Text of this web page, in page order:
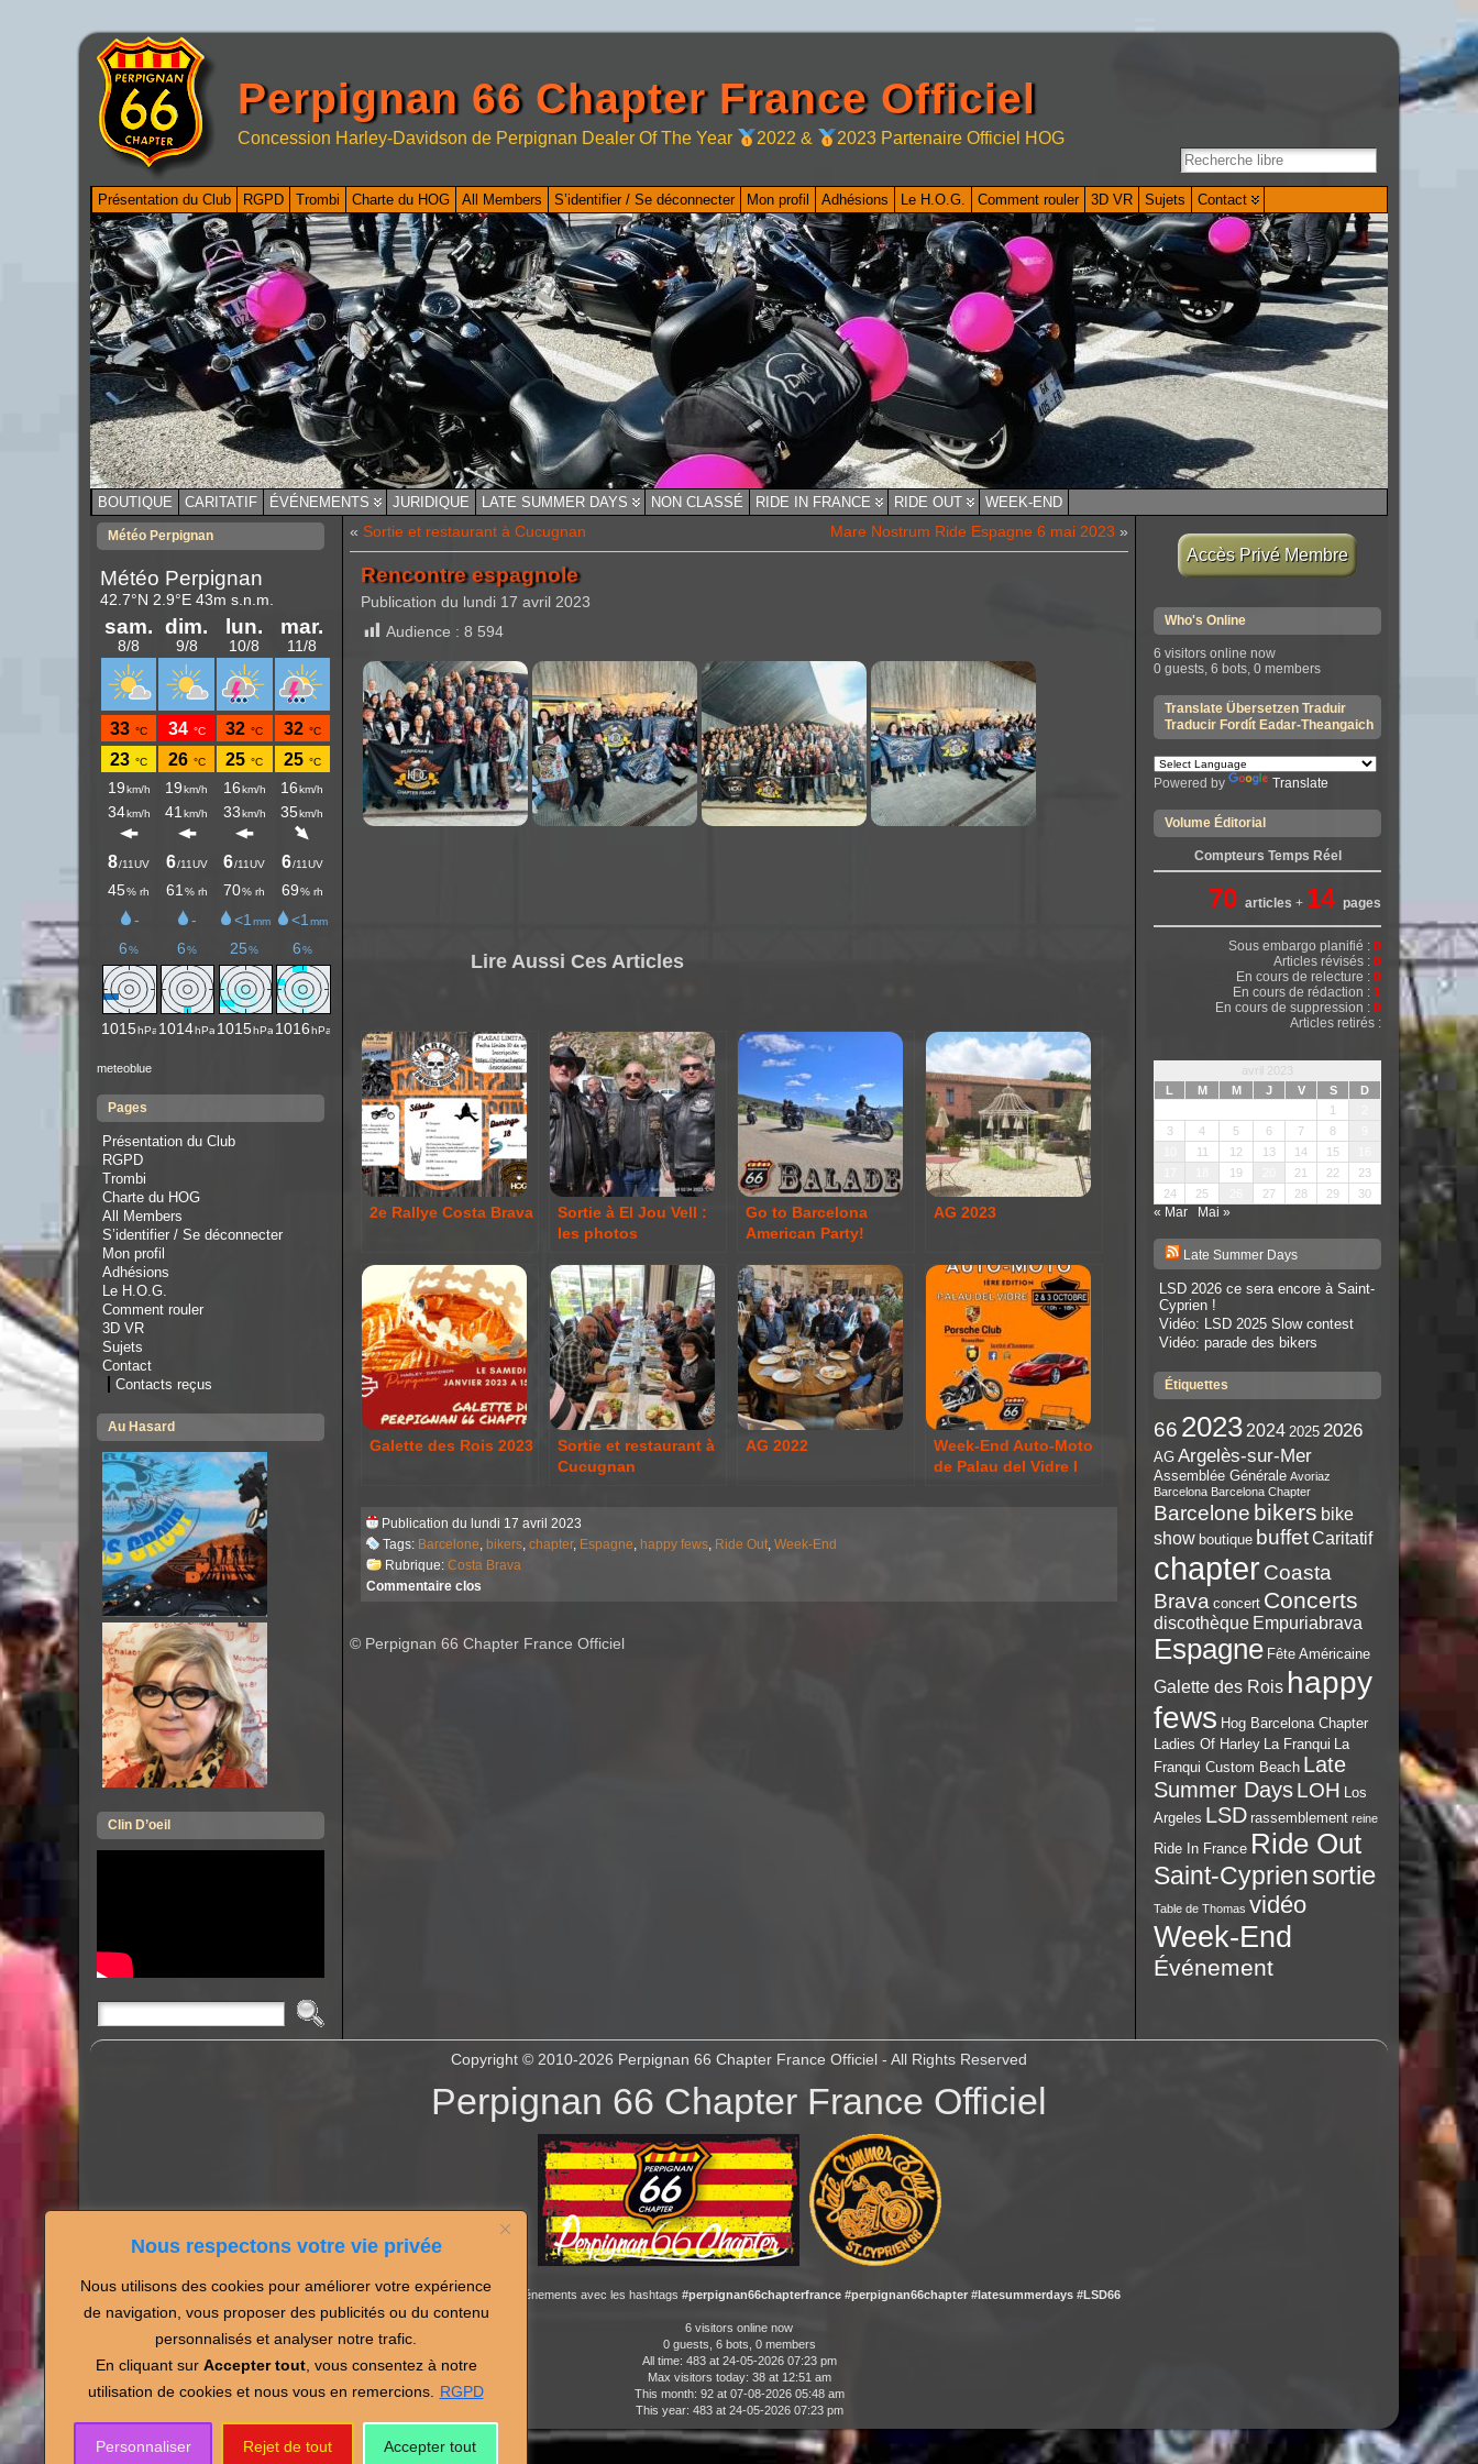
Nous respectons votre vie privée
Nous utilisons des cookies pour améliorer votre expérience
de navigation, vous proposer des publicités ou du contenu
personnalisés et analyser notre trafic.
En cliquant sur Accepter tout, vous consentez à notre
utilisation de cookies et nous vous en remercions.
RGPD
Personnaliser Rejet de tout Accepter tout
Perpignan 66 Chapter France Officiel
Concession Harley-Davidson de Perpignan Dealer Of The Year 2022 & 2023 Partenaire Officiel HOG
Présentation du Club RGPD Trombi Charte du HOG All Members S’identifier / Se déconnecter Mon profil Adhésions Le H.O.G. Comment rouler 3D VR Sujets Contact
BOUTIQUE CARITATIF ÉVÉNEMENTS JURIDIQUE LATE SUMMER DAYS NON CLASSÉ RIDE IN FRANCE RIDE OUT WEEK-END
Météo Perpignan
meteoblue
Pages
Présentation du Club
RGPD
Trombi
Charte du HOG
All Members
S’identifier / Se déconnecter
Mon profil
Adhésions
Le H.O.G.
Comment rouler
3D VR
Sujets
Contact
Contacts reçus
Au Hasard
Clin D’oeil
« Sortie et restaurant à Cucugnan Mare Nostrum Ride Espagne 6 mai 2023 »
Rencontre espagnole
Publication du lundi 17 avril 2023
Audience : 8 594
2e Rallye Costa Brava
Sortie à El Jou Vell :
les photos
Go to Barcelona
American Party!
AG 2023
Galette des Rois 2023
Sortie et restaurant à
Cucugnan
AG 2022
Week-End Auto-Moto
de Palau del Vidre I
Publication du lundi 17 avril 2023
Tags: Barcelone, bikers, chapter, Espagne, happy fews, Ride Out, Week-End
Rubrique: Costa Brava
Commentaire clos
© Perpignan 66 Chapter France Officiel
Accès Privé Membre
Who's Online
6 visitors online now
0 guests, 6 bots, 0 members
Translate Übersetzen Traduir
Traducir Fordít Eadar-Theangaich
Powered by Translate
Volume Éditorial
Compteurs Temps Réel
70 articles + 14 pages
Sous embargo planifié : 0
Articles révisés : 0
En cours de relecture : 0
En cours de rédaction : 1
En cours de suppression : 0
Articles retirés :
avril 2023
L
M M J V S
D
1
3
4 5 6 7 8
11 12 13 14 15
19 21 22
23
24
25 27 28 29 30
« Mar Mai »
Late Summer Days
LSD 2026 ce sera encore à Saint-
Cyprien !
Vidéo: LSD 2025 Slow contest
Vidéo: parade des bikers
Étiquettes
66 2023 2024 2025 2026
AG Argelès-sur-Mer
Assemblée Générale Avoriaz
Barcelona Barcelona Chapter
Barcelone bikers bike
show boutique buffetCaritatif
chapterCoasta
Brava concert Concerts
discothèque Empuriabrava
Espagne Fête Américaine
Galette des Rois happy
fews Hog Barcelona Chapter
Ladies Of Harley La Franqui La
Franqui Custom Beach Late
Summer DaysLOH Los
Argeles LSD rassemblement reine
Ride In France Ride Out
Saint-Cypriensortie
Table de Thomas vidéo
Week-End
Événement
Copyright © 2010-2026 Perpignan 66 Chapter France Officiel - All Rights Reserved
Perpignan 66 Chapter France Officiel
Partagez vos photos de nos événements avec les hashtags #perpignan66chapterfrance #perpignan66chapter #latesummerdays #LSD66
6 visitors online now
0 guests, 6 bots, 0 members
All time: 483 at 24-05-2026 07:23 pm
Max visitors today: 38 at 12:51 am
This month: 92 at 07-08-2026 05:48 am
This year: 483 at 24-05-2026 07:23 pm